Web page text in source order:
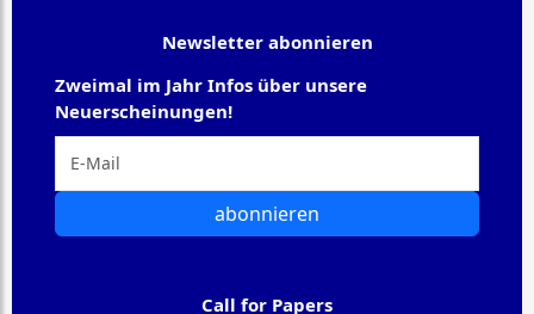
Newsletter abonnieren
Zweimal im Jahr Infos über unsere
Neuerscheinungen!
abonnieren
Call for Papers